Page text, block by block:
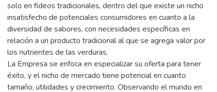
solo en fideos tradicionales, dentro del que existe un nicho
insatisfecho de potenciales consumidores en cuanto a la
diversidad de sabores, con necesidades específicas en
relación a un producto tradicional al que se agrega valor por
los nutrientes de las verduras.
La Empresa se enfoca en especializar su oferta para tener
éxito, y el nicho de mercado tiene potencial en cuanto
tamaño, utilidades y crecimiento. Observando el mundo en